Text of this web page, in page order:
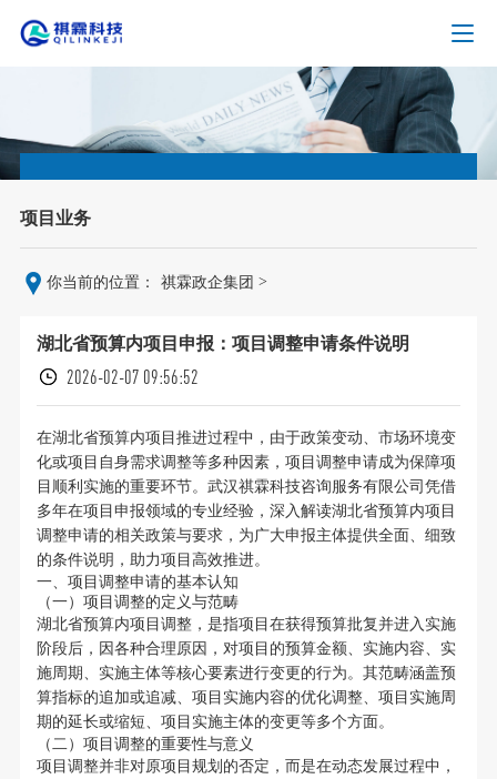
项目业务
你当前的位置： 祺霖政企集团 >
湖北省预算内项目申报：项目调整申请条件说明
2026-02-07 09:56:52
在湖北省预算内项目推进过程中，由于政策变动、市场环境变
化或项目自身需求调整等多种因素，项目调整申请成为保障项
目顺利实施的重要环节。武汉祺霖科技咨询服务有限公司凭借
多年在项目申报领域的专业经验，深入解读湖北省预算内项目
调整申请的相关政策与要求，为广大申报主体提供全面、细致
的条件说明，助力项目高效推进。
一、项目调整申请的基本认知
（一）项目调整的定义与范畴
湖北省预算内项目调整，是指项目在获得预算批复并进入实施
阶段后，因各种合理原因，对项目的预算金额、实施内容、实
施周期、实施主体等核心要素进行变更的行为。其范畴涵盖预
算指标的追加或追减、项目实施内容的优化调整、项目实施周
期的延长或缩短、项目实施主体的变更等多个方面。
（二）项目调整的重要性与意义
项目调整并非对原项目规划的否定，而是在动态发展过程中，